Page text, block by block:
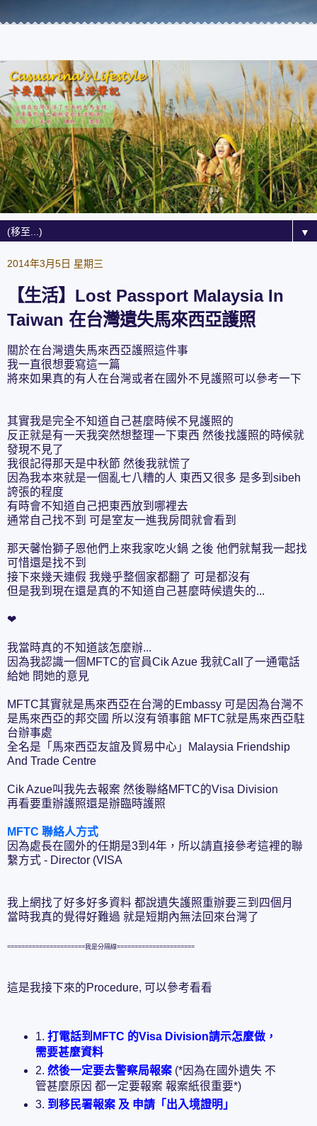
▼
2014年3月5日 星期三
【生活】Lost Passport Malaysia In
Taiwan 在台灣遺失馬來西亞護照
關於在台灣遺失馬來西亞護照這件事
我一直很想要寫這一篇
將來如果真的有人在台灣或者在國外不見護照可以參考一下
其實我是完全不知道自己甚麼時候不見護照的
反正就是有一天我突然想整理一下東西 然後找護照的時候就
發現不見了
我很記得那天是中秋節 然後我就慌了
因為我本來就是一個亂七八糟的人 東西又很多 是多到sibeh
誇張的程度
有時會不知道自己把東西放到哪裡去
通常自己找不到 可是室友一進我房間就會看到
那天馨怡獅子恩他們上來我家吃火鍋 之後 他們就幫我一起找
可惜還是找不到
接下來幾天連假 我幾乎整個家都翻了 可是都沒有
但是我到現在還是真的不知道自己甚麼時候遺失的...
❤
我當時真的不知道該怎麼辦...
因為我認識一個MFTC的官員Cik Azue 我就Call了一通電話
給她 問她的意見
MFTC其實就是馬來西亞在台灣的Embassy 可是因為台灣不
是馬來西亞的邦交國 所以沒有領事館 MFTC就是馬來西亞駐
台辦事處
全名是「馬來西亞友誼及貿易中心」Malaysia Friendship
And Trade Centre
Cik Azue叫我先去報案 然後聯絡MFTC的Visa Division
再看要重辦護照還是辦臨時護照
MFTC 聯絡人方式
因為處長在國外的任期是3到4年，所以請直接參考這裡的聯
繫方式 - Director (VISA
我上網找了好多好多資料 都說遺失護照重辦要三到四個月
當時我真的覺得好難過 就是短期內無法回來台灣了
======================我是分隔線======================
這是我接下來的Procedure, 可以參考看看
1. 打電話到MFTC 的Visa Division請示怎麼做，
需要甚麼資料
2. 然後一定要去警察局報案(*因為在國外遺失 不
管甚麼原因 都一定要報案 報案紙很重要*)
3. 到移民署報案 及 申請「出入境證明」